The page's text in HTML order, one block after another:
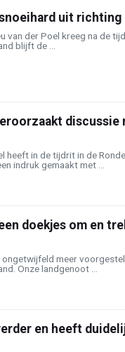
uit richting
van der Poel kreeg na de
blijft de ...
heeft in de tijdrit in de
indruk gemaakt met ...
doekjes om en
ongetwijfeld meer
Onze landgenoot ...
en heeft